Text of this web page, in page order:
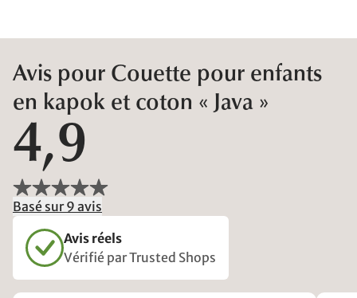
Avis pour Couette pour enfants
en kapok et coton « Java »
4,9
Basé sur 9 avis
Avis réels
Vérifié par Trusted Shops